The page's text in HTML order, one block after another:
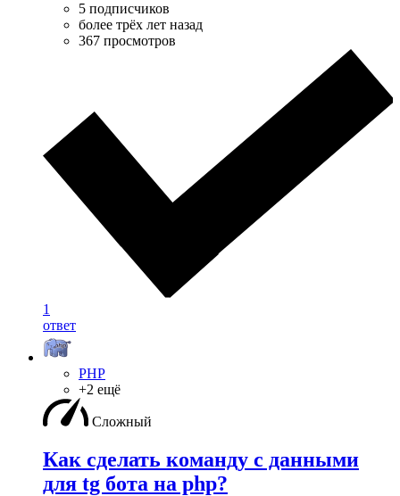
5 подписчиков
более трёх лет назад
367 просмотров
1
ответ
PHP
+2 ещё
Сложный
Как сделать команду с данными
для tg бота на php?